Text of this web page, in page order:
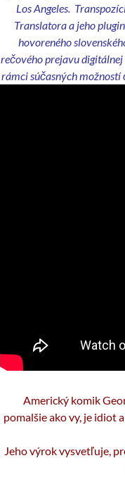
Los Angeles.
Translatora a jeho
hovoreného
rečového prejavu
rámci súčasných
Americký komik
pomalšie ako vy, je idiot
Jeho výrok vysvetľuje,